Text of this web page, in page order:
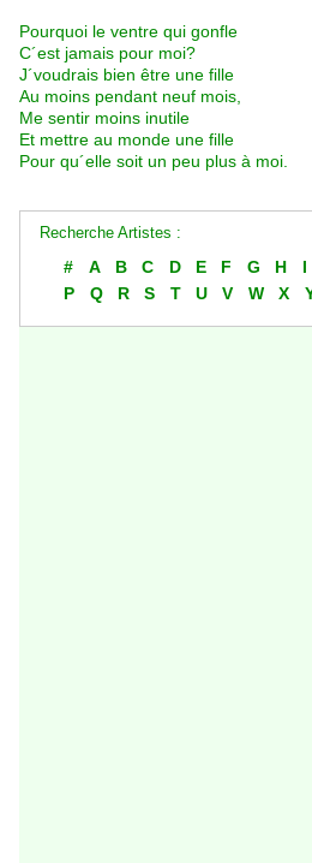
Pourquoi le ventre qui gonfle
C´est jamais pour moi?
J´voudrais bien être une fille
Au moins pendant neuf mois,
Me sentir moins inutile
Et mettre au monde une fille
Pour qu´elle soit un peu plus à moi.
Recherche Artistes :
# A B C D E F G H I
P
Q R S T U V W X